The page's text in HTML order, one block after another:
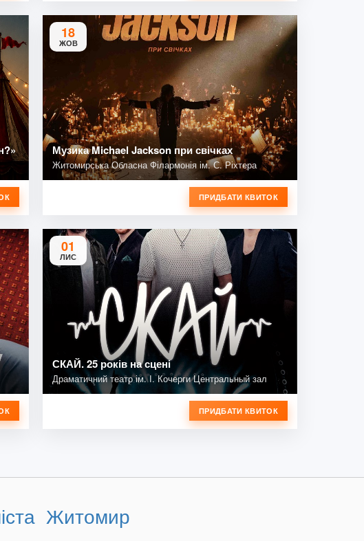
18
ЖОВ
Музика Michael Jackson при свічках
Житомирська Обласна Філармонія ім. С. Ріхтера
ПРИДБАТИ КВИТОК
01
ЛИС
СКАЙ. 25 років на сцені
Драматичний театр ім. І. Кочерги Центральный зал
ПРИДБАТИ КВИТОК
Житомир